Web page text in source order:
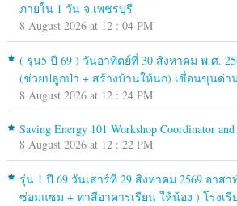
ภายใน 1 วัน จ.เพชรบุรี
8 August 2026 at 12 : 04 PM
( รุ่น5 ปี 69 ) วันอาทิตย์ที่ 30 สิงหาคม พ.ศ.
(ช่วยปลูกป่า + สร้างบ้านให้นก) เขื่อนขุนด่า
8 August 2026 at 12 : 24 PM
Saving Energy 101 Workshop Coordinator
8 August 2026 at 12 : 22 PM
รุ่น 1 ปี 69 วันเสาร์ที่ 29 สิงหาคม 2569 อาส
ซ่อมแซม + ทาสีอาคารเรียน ให้น้อง ) โรงเรี